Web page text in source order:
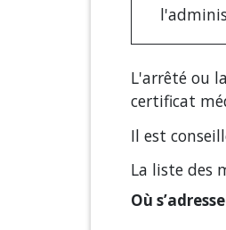
L'arrêté ou
certificat
Il est
La liste des
Où